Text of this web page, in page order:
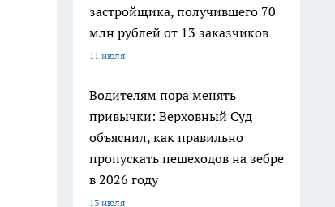
застройщика, получившего 70
млн рублей от 13 заказчиков
11 июля
Водителям пора менять
привычки: Верховный Суд
объяснил, как правильно
пропускать пешеходов на зебре
в 2026 году
13 июля